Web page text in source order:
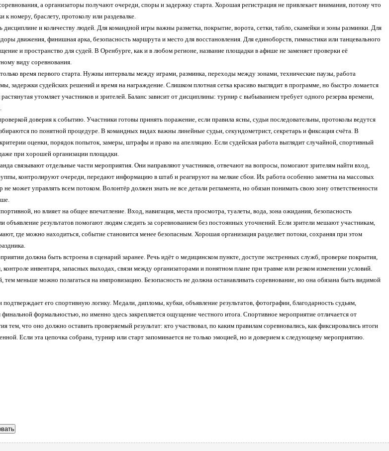
а организаторы получают очереди, споры и задержку старта. Хорошая регистрация не привлекает внимания, потому что
к номеру, браслету, протоколу или раздевалке.
дисциплине и количеству людей. Для командной игры важны разметка, покрытие, ворота, сетки, табло, скамейки и зоны разминки. Для
движения, финишная арка, безопасность маршрута и место для восстановления. Для единоборств, гимнастики или танцевального
и пространство для судей. В Оренбурге, как и в любом регионе, название площадки в афише не заменяет проверки её
виду соревнования.
время первого старта. Нужны интервалы между играми, разминка, переходы между зонами, технические паузы, работа
задержки судейских решений и время на награждение. Слишком плотная сетка красиво выглядит в программе, но быстро ломается
утомляет участников и зрителей. Баланс зависит от дисциплины: турнир с выбыванием требует одного резерва времени,
доверия к событию. Участники готовы принять поражение, если правила ясны, судьи последовательны, протоколы ведутся
по понятной процедуре. В командных видах важны линейные судьи, секундометрист, секретарь и фиксация счёта. В
оценки, порядок попыток, замеры, штрафы и право на апелляцию. Если судейская работа выглядит случайной, спортивный
при хорошей организации площадки.
связывают отдельные части мероприятия. Они направляют участников, отвечают на вопросы, помогают зрителям найти вход,
контролируют очереди, передают информацию в штаб и реагируют на мелкие сбои. Их работа особенно заметна на массовых
может управлять всем потоком. Волонтёр должен знать не все детали регламента, но обязан понимать свою зону ответственности
но влияет на общее впечатление. Вход, навигация, места просмотра, туалеты, вода, зона ожидания, безопасность
объявление результатов помогают людям следить за соревнованием без постоянных уточнений. Если зрители мешают участникам,
где можно находиться, событие становится менее безопасным. Хорошая организация разделяет потоки, сохраняя при этом
должна быть встроена в сценарий заранее. Речь идёт о медицинском пункте, доступе экстренных служб, проверке покрытия,
контроле инвентаря, запасных выходах, связи между организаторами и понятном плане при травме или резком изменении условий.
тем меньше можно полагаться на импровизацию. Безопасность не должна останавливать соревнование, но она обязана быть видимой
его спортивную логику. Медали, дипломы, кубки, объявление результатов, фотографии, благодарность судьям,
формальностью, но именно здесь закрепляется ощущение честного итога. Спортивное мероприятие отличается от
тем, что оно должно оставить проверяемый результат: кто участвовал, по каким правилам соревновались, как фиксировались итоги
Если эта цепочка собрана, турнир или старт запоминается не только эмоцией, но и доверием к следующему мероприятию.